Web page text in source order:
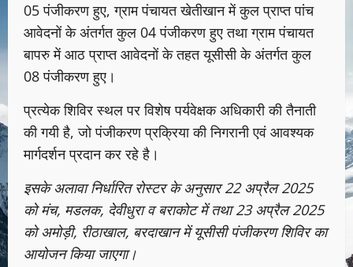
05 पंजीकरण हुए, ग्राम पंचायत खेतीखान में कुल प्राप्त पांच
आवेदनों के अंतर्गत कुल 04 पंजीकरण हुए तथा ग्राम पंचायत
बापरु में आठ प्राप्त आवेदनों के तहत यूसीसी के अंतर्गत कुल
08 पंजीकरण हुए।
प्रत्येक शिविर स्थल पर विशेष पर्यवेक्षक अधिकारी की तैनाती
की गयी है, जो पंजीकरण प्रक्रिया की निगरानी एवं आवश्यक
मार्गदर्शन प्रदान कर रहे है।
इसके अलावा निर्धारित रोस्टर के अनुसार 22 अप्रैल 2025
को मंच, मडलक, देवीधुरा व बराकोट में तथा 23 अप्रैल 2025
को अमोड़ी, रीठाखाल, बरदाखान में यूसीसी पंजीकरण शिविर का
आयोजन किया जाएगा।